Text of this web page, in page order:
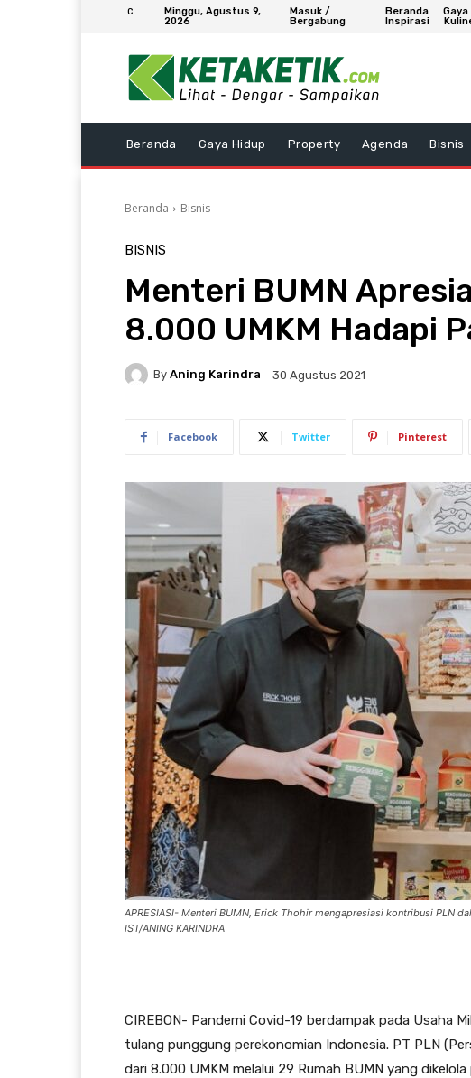
C
Minggu, Agustus 9,
2026
Masuk /
Bergabung
Beranda Gaya
Inspirasi
Beranda Gaya Hidup Property Agenda Bisnis
Beranda Bisnis
BISNIS
Menteri BUMN
8.000 UMKM Hadapi
By Aning Karindra 30 Agustus 2021
Facebook Twitter Pinterest
APRESIASI- Menteri BUMN, Erick Thohir mengapresiasi kontribusi PLN
IST/ANING KARINDRA
CIREBON- Pandemi Covid-19 berdampak pada Usaha
tulang punggung perekonomian Indonesia. PT PLN
dari 8.000 UMKM melalui 29 Rumah BUMN yang